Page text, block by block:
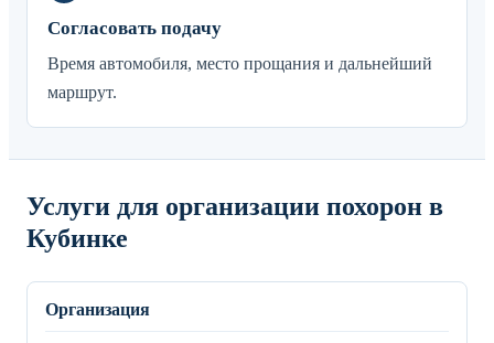
Согласовать подачу
Время автомобиля, место прощания и дальнейший
маршрут.
Услуги для организации похорон в
Кубинке
Организация